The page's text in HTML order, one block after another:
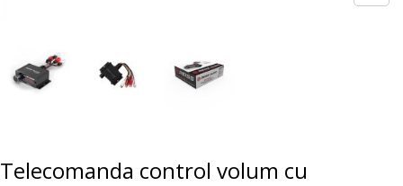
Telecomanda control volum cu